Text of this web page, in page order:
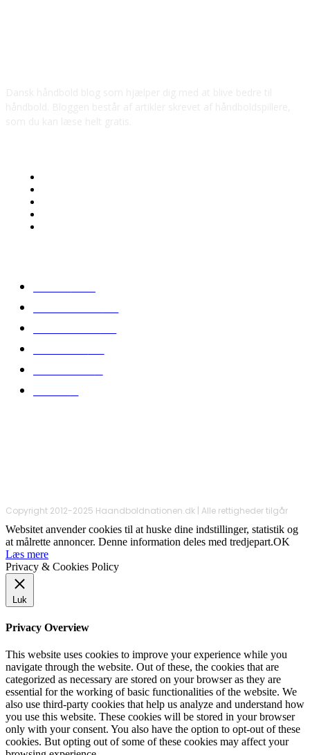
Copyright 2012-2025 Haandboldnationen.dk | Alle rettigheder tilgår
Websitet anvender cookies til at huske dine indstillinger, statistik og
at målrette annoncer. Denne information deles med tredjepart.OK
Læs mere
Privacy & Cookies Policy
Luk
Privacy Overview
This website uses cookies to improve your experience while you
navigate through the website. Out of these, the cookies that are
categorized as necessary are stored on your browser as they are
essential for the working of basic functionalities of the website. We
also use third-party cookies that help us analyze and understand how
you use this website. These cookies will be stored in your browser
only with your consent. You also have the option to opt-out of these
cookies. But opting out of some of these cookies may affect your